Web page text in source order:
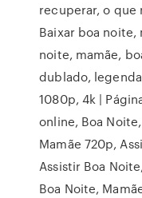
recuperar, o
Baixar boa
noite, mamãe,
dublado,
1080p, 4k |
online, Boa
Mamãe 720p,
Assistir Boa
Boa Noite,